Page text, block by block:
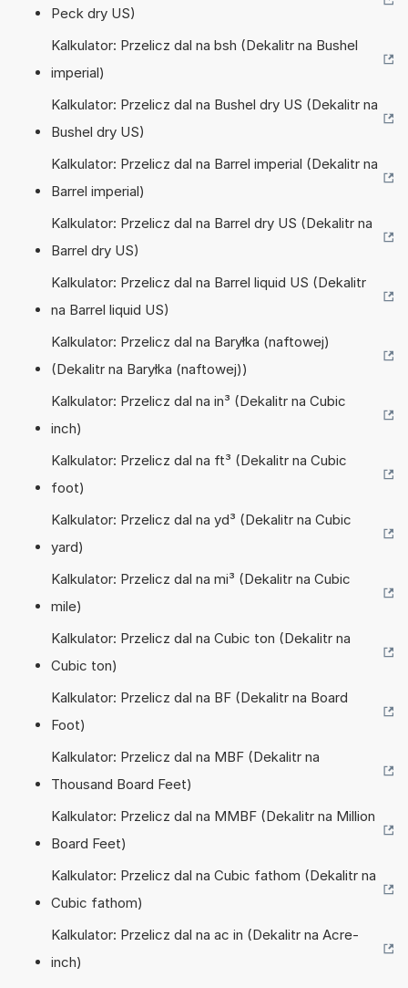
Peck dry US)
Kalkulator: Przelicz dal na bsh (Dekalitr na Bushel
imperial)
Kalkulator: Przelicz dal na Bushel dry US (Dekalitr na
Bushel dry US)
Kalkulator: Przelicz dal na Barrel imperial (Dekalitr na
Barrel imperial)
Kalkulator: Przelicz dal na Barrel dry US (Dekalitr na
Barrel dry US)
Kalkulator: Przelicz dal na Barrel liquid US (Dekalitr
na Barrel liquid US)
Kalkulator: Przelicz dal na Baryłka (naftowej)
(Dekalitr na Baryłka (naftowej))
Kalkulator: Przelicz dal na in³ (Dekalitr na Cubic
inch)
Kalkulator: Przelicz dal na ft³ (Dekalitr na Cubic
foot)
Kalkulator: Przelicz dal na yd³ (Dekalitr na Cubic
yard)
Kalkulator: Przelicz dal na mi³ (Dekalitr na Cubic
mile)
Kalkulator: Przelicz dal na Cubic ton (Dekalitr na
Cubic ton)
Kalkulator: Przelicz dal na BF (Dekalitr na Board
Foot)
Kalkulator: Przelicz dal na MBF (Dekalitr na
Thousand Board Feet)
Kalkulator: Przelicz dal na MMBF (Dekalitr na Million
Board Feet)
Kalkulator: Przelicz dal na Cubic fathom (Dekalitr na
Cubic fathom)
Kalkulator: Przelicz dal na ac in (Dekalitr na Acre-
inch)